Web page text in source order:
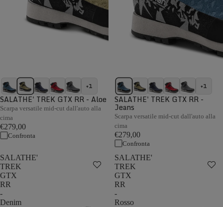
+1
SALATHE' TREK GTX RR - Aloe
Scarpa versatile mid-cut dall'auto alla
cima
€279,00
Confronta
+1
SALATHE' TREK GTX RR -
Jeans
Scarpa versatile mid-cut dall'auto alla
cima
€279,00
Confronta
SALATHE'
TREK
GTX
RR
-
Denim
SALATHE'
TREK
GTX
RR
-
Rosso